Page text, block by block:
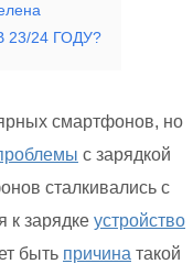
23/24 ГОДУ?
смартфонов, но
с зарядкой
сталкивались с
к зарядке устройство
быть причина такой